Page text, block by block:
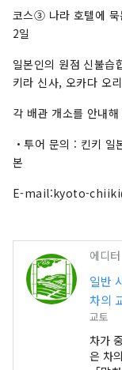
코스③ 나라 호텔에
2일
일본인의 원점 신불습
키라 신사, 오카다 오
각 배관 개소를 안내
・투어 문의 : 킨키
본
E-mail:kyoto-
에디터
일반
차의
교토
차가
은 차